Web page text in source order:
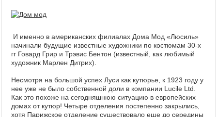
И именно в американских филиалах Дома Мод «Люсиль»
начинали будущие известные художники по костюмам 30-х
гг Говард Грир и Трэвис Бентон (известный, как любимый
художник Марлен Дитрих).
Несмотря на большой успех Луси как кутюрье, к 1923 году у
нее уже не было собственной доли в компании Lucile Ltd.
Как это похоже на сегодняшнюю ситуацию в европейских
домах от кутюр! Четыре отделения постепенно закрылись,
хотя Парижское отделение существовало еще до середины